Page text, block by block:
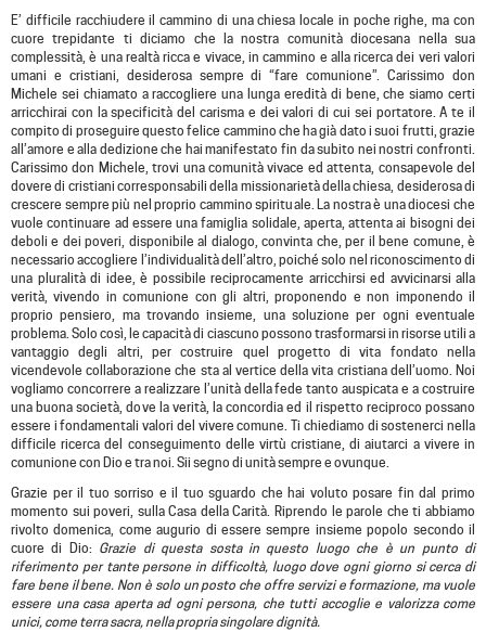
E’ difficile racchiudere il cammino di una chiesa locale in poche righe, ma con
cuore trepidante ti diciamo che la nostra comunità diocesana nella sua
complessità, è una realtà ricca e vivace, in cammino e alla ricerca dei veri valori
umani e cristiani, desiderosa sempre di “fare comunione”. Carissimo don
Michele sei chiamato a raccogliere una lunga eredità di bene, che siamo certi
arricchirai con la specificità del carisma e dei valori di cui sei portatore. A te il
compito di proseguire questo felice cammino che ha già dato i suoi frutti, grazie
all’amore e alla dedizione che hai manifestato fin da subito nei nostri confronti.
Carissimo don Michele, trovi una comunità vivace ed attenta, consapevole del
dovere di cristiani corresponsabili della missionarietà della chiesa, desiderosa di
crescere sempre più nel proprio cammino spirituale. La nostra è una diocesi che
vuole continuare ad essere una famiglia solidale, aperta, attenta ai bisogni dei
deboli e dei poveri, disponibile al dialogo, convinta che, per il bene comune, è
necessario accogliere l’individualità dell’altro, poiché solo nel riconoscimento di
una pluralità di idee, è possibile reciprocamente arricchirsi ed avvicinarsi alla
verità, vivendo in comunione con gli altri, proponendo e non imponendo il
proprio pensiero, ma trovando insieme, una soluzione per ogni eventuale
problema. Solo così, le capacità di ciascuno possono trasformarsi in risorse utili a
vantaggio degli altri, per costruire quel progetto di vita fondato nella
vicendevole collaborazione che sta al vertice della vita cristiana dell’uomo. Noi
vogliamo concorrere a realizzare l’unità della fede tanto auspicata e a costruire
una buona società, dove la verità, la concordia ed il rispetto reciproco possano
essere i fondamentali valori del vivere comune. Ti chiediamo di sostenerci nella
difficile ricerca del conseguimento delle virtù cristiane, di aiutarci a vivere in
comunione con Dio e tra noi. Sii segno di unità sempre e ovunque.
Grazie per il tuo sorriso e il tuo sguardo che hai voluto posare fin dal primo
momento sui poveri, sulla Casa della Carità. Riprendo le parole che ti abbiamo
rivolto domenica, come augurio di essere sempre insieme popolo secondo il
cuore di Dio: Grazie di questa sosta in questo luogo che è un punto di
riferimento per tante persone in difficoltà, luogo dove ogni giorno si cerca di
fare bene il bene. Non è solo un posto che offre servizi e formazione, ma vuole
essere una casa aperta ad ogni persona, che tutti accoglie e valorizza come
unici, come terra sacra, nella propria singolare dignità.